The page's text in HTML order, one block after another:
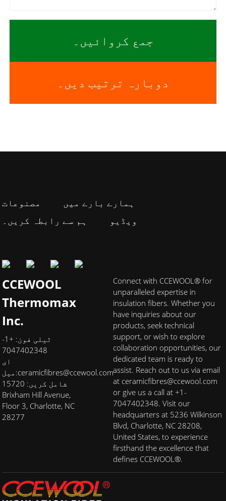
جمع کروائیں۔
دوبارہ ترتیب دیں۔
مصنوعات
ہمارے بارے میں
ہم سے رابطہ کریں۔
ویڈیو
CCEWOOL
Thermomax
Inc.
ٹیلی فون: +1-
7047402348
ای
میل:ceramicfibres@ccewool.com
شامل کریں: 15720
Brixham Hill Avenue,
Floor 3, Charlotte, NC
28277
Connect with CCEWOOL® for
unparalleled expertise in
insulation fibers. Whether you
have inquiries about our
products, seek technical
support, or wish to explore
collaboration opportunities, our
dedicated team is ready to
assist. Reach out to us via email
at ceramicfibres@ccewool.com
or give us a call at +1-
7047402348. Visit our
headquarters at 5236 Wilkinson
Blvd, Charlotte, NC 28208,
United States, to experience
firsthand the excellence that
defines CCEWOOL®.